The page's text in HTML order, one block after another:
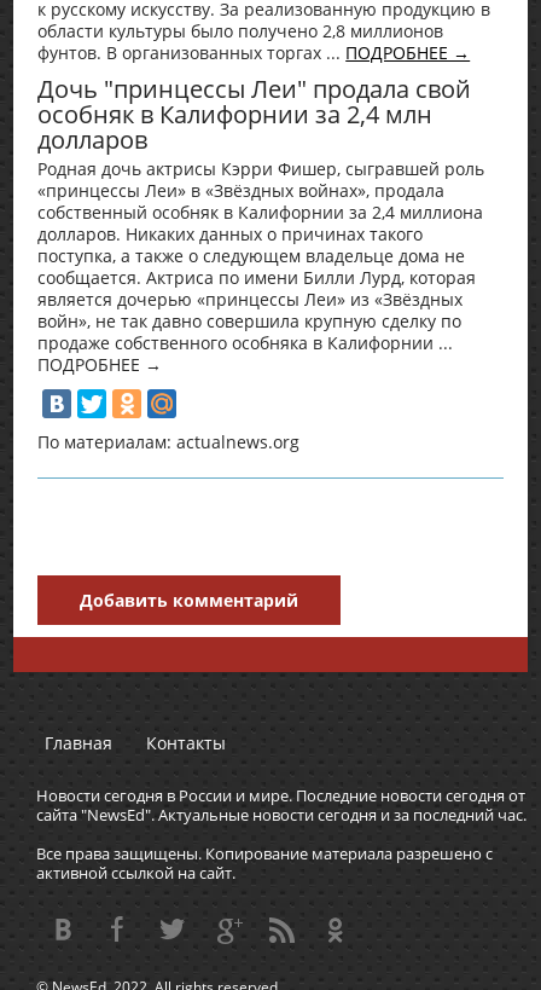
к русскому искусству. За реализованную продукцию в
области культуры было получено 2,8 миллионов
фунтов. В организованных торгах ... ПОДРОБНЕЕ →
Дочь "принцессы Леи" продала свой
особняк в Калифорнии за 2,4 млн
долларов
Родная дочь актрисы Кэрри Фишер, сыгравшей роль
«принцессы Леи» в «Звёздных войнах», продала
собственный особняк в Калифорнии за 2,4 миллиона
долларов. Никаких данных о причинах такого
поступка, а также о следующем владельце дома не
сообщается. Актриса по имени Билли Лурд, которая
является дочерью «принцессы Леи» из «Звёздных
войн», не так давно совершила крупную сделку по
продаже собственного особняка в Калифорнии ...
ПОДРОБНЕЕ →
По материалам: actualnews.org
Добавить комментарий
Главная Контакты
Новости сегодня в России и мире. Последние новости сегодня от
сайта "NewsEd". Актуальные новости сегодня и за последний час.
Все права защищены. Копирование материала разрешено с
активной ссылкой на сайт.